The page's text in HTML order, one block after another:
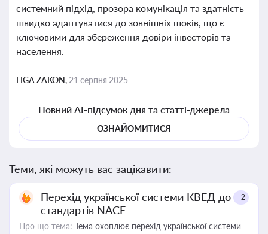
системний підхід, прозора комунікація та здатність
швидко адаптуватися до зовнішніх шоків, що є
ключовими для збереження довіри інвесторів та
населення.
LIGA ZAKON, 21 серпня 2025
Повний AI-підсумок дня та статті-джерела
ОЗНАЙОМИТИСЯ
Теми, які можуть вас зацікавити:
Перехід української системи КВЕД до
стандартів NACE
+2
Про що тема: Тема охоплює перехід української системи